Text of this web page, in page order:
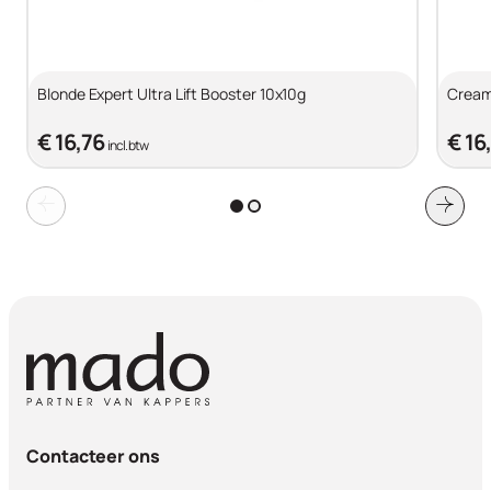
Blonde Expert Ultra Lift Booster 10x10g
€ 16,76incl. btw €
Contacteer ons